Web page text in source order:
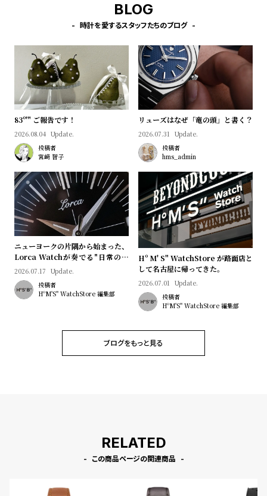
BLOG
時計を愛するスタッフたちのブログ
83º'" ご報告です！
2026.08.04 Update.
投稿者
宮﨑 智子
リューズはなぜ「竜の頭」と書く？
2026.07.31 Update.
投稿者
hms_admin
ニューヨークの片隅から始まった、
Lorca Watchが奏でる"日常のロ
マン"｜Brand Picks #08
2026.07.17 Update.
投稿者
HºM'S" WatchStore 編集部
Hº M' S" WatchStore が路面店と
して名古屋に帰ってきた。
2026.07.01 Update.
投稿者
HºM'S" WatchStore 編集部
ブログをもっと見る
RELATED
この商品ページの関連商品